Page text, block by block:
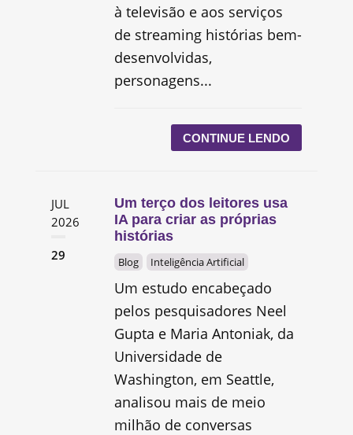
à televisão e aos serviços
de streaming histórias bem-
desenvolvidas,
personagens...
CONTINUE LENDO
JUL
2026
29
Um terço dos leitores usa
IA para criar as próprias
histórias
Blog Inteligência Artificial
Um estudo encabeçado
pelos pesquisadores Neel
Gupta e Maria Antoniak, da
Universidade de
Washington, em Seattle,
analisou mais de meio
milhão de conversas